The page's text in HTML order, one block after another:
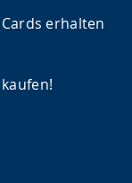
erhalten